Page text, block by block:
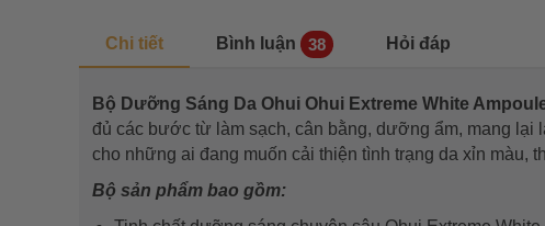
Chi tiết Bình luận 38 Hỏi đáp
Bộ Dưỡng Sáng Da Ohui Ohui Extreme White
đủ các bước từ làm sạch, cân bằng, dưỡng ẩm, mang
cho những ai đang muốn cải thiện tình trạng da xỉn màu,
Bộ sản phẩm bao gồm: